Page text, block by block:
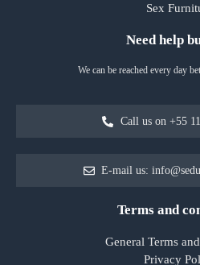
Sex
Need help
We can be reached every day
Call us on +55
E-mail us:
Terms and
General Terms
Privacy